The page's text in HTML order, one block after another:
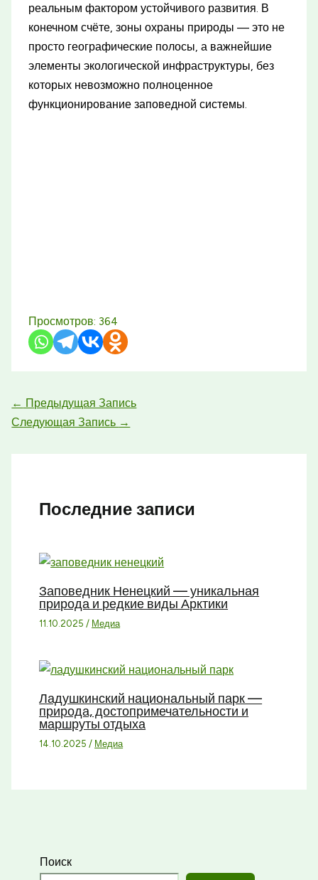
реальным фактором устойчивого развития. В
конечном счёте, зоны охраны природы — это не
просто географические полосы, а важнейшие
элементы экологической инфраструктуры, без
которых невозможно полноценное
функционирование заповедной системы.
Просмотров: 364
← Предыдущая Запись
Следующая Запись →
Последние записи
Заповедник Ненецкий — уникальная
природа и редкие виды Арктики
11.10.2025/ Медиа
Ладушкинский национальный парк —
природа, достопримечательности и
маршруты отдыха
14.10.2025/ Медиа
Поиск